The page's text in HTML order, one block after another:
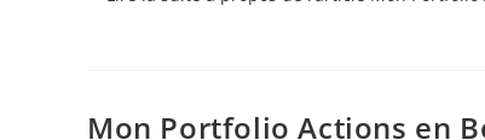
Mon Portfolio Actions en